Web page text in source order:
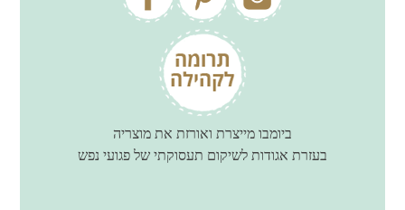
ביומבו מייצרת ואורזת את מוצריה
בעזרת אגודות לשיקום תעסוקתי של פגועי נפש